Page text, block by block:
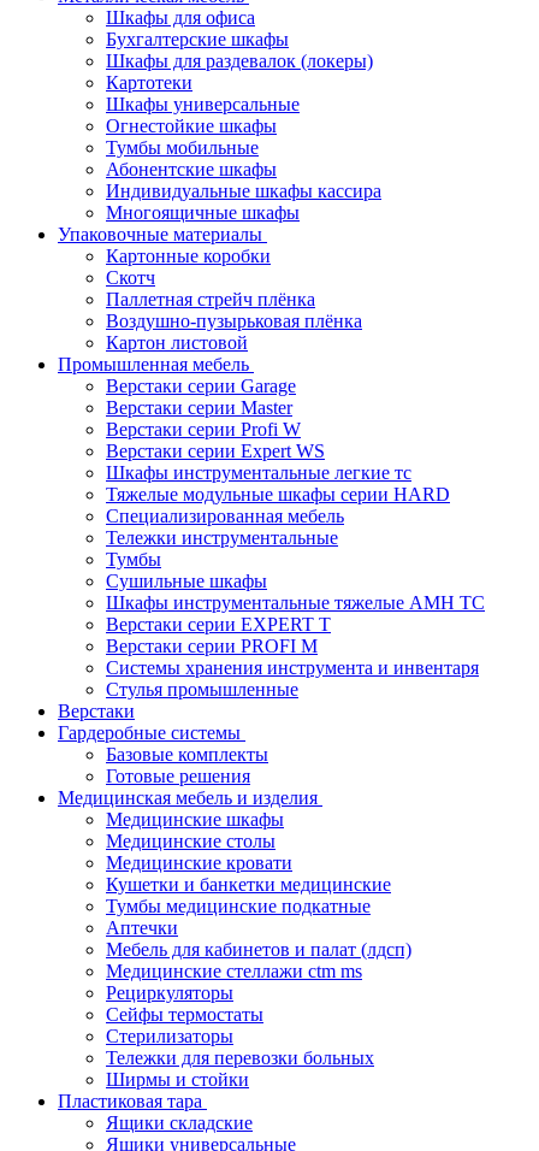
Шкафы для офиса
Бухгалтерские шкафы
Шкафы для раздевалок (локеры)
Картотеки
Шкафы универсальные
Огнестойкие шкафы
Тумбы мобильные
Абонентские шкафы
Индивидуальные шкафы кассира
Многоящичные шкафы
Упаковочные материалы
Картонные коробки
Скотч
Паллетная стрейч плёнка
Воздушно-пузырьковая плёнка
Картон листовой
Промышленная мебель
Верстаки серии Garage
Верстаки серии Master
Верстаки серии Profi W
Верстаки серии Expert WS
Шкафы инструментальные легкие тс
Тяжелые модульные шкафы серии HARD
Cпециализированная мебель
Тележки инструментальные
Тумбы
Cушильные шкафы
Шкафы инструментальные тяжелые AMH TC
Верстаки серии EXPERT T
Верстаки серии PROFI M
Системы хранения инструмента и инвентаря
Стулья промышленные
Верстаки
Гардеробные системы
Базовые комплекты
Готовые решения
Медицинская мебель и изделия
Медицинские шкафы
Медицинские столы
Медицинские кровати
Кушетки и банкетки медицинские
Тумбы медицинские подкатные
Аптечки
Мебель для кабинетов и палат (лдсп)
Медицинские стеллажи ctm ms
Рециркуляторы
Сейфы термостаты
Стерилизаторы
Тележки для перевозки больных
Ширмы и стойки
Пластиковая тара
Ящики складские
Ящики универсальные